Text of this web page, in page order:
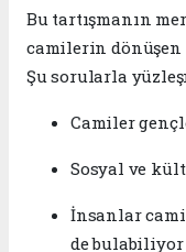
Bu tartışmanın
camilerin dönüşen
Şu sorularla
Camiler
Sosyal ve
İnsanlar
de bulabiliyor